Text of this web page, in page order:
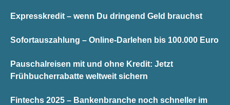
Expresskredit – wenn Du dringend Geld brauchst
Sofortauszahlung – Online-Darlehen bis 100.000 Euro
Pauschalreisen mit und ohne Kredit: Jetzt
Frühbucherrabatte weltweit sichern
Fintechs 2025 – Bankenbranche noch schneller im